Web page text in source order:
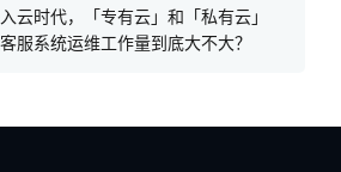
云时代，「专有云」和「私有云」
服系统运维工作量到底大不大？